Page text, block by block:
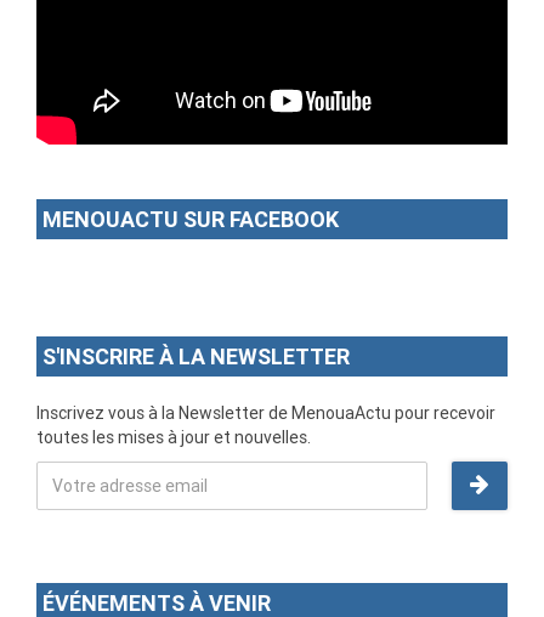
MENOUACTU SUR FACEBOOK
S'INSCRIRE À LA NEWSLETTER
Inscrivez vous à la Newsletter de MenouaActu pour recevoir
toutes les mises à jour et nouvelles.
ÉVÉNEMENTS À VENIR